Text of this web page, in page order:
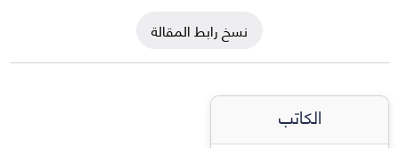
نسخ رابط المقالة
الكاتب